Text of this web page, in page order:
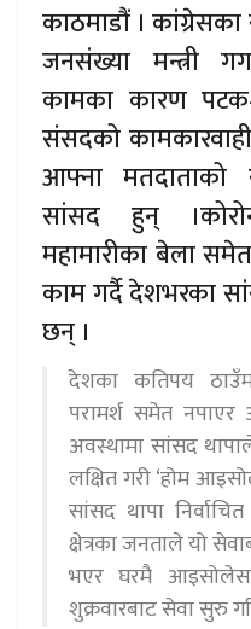
काठमाडौं ।
जनसंख्या मन्त्री
कामका कारण
संसदको
आफ्ना मतदाताको
सांसद हुन्
महामारीका बेला
काम गर्दै देशभरका
छन् ।
देशका कतिपय
परामर्श समेत नपाएर
अवस्थामा सांसद
लक्षित गरी ‘होम
सांसद थापा
क्षेत्रका जनताले यो
भएर घरमै
शुक्रवारबाट सेवा सुरु